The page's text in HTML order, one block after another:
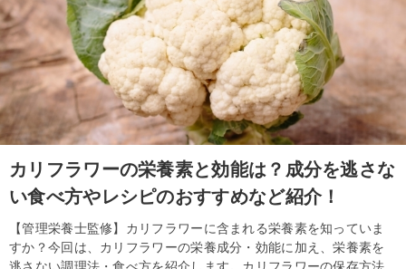
カリフラワーの栄養素と効能は？成分を逃さな
い食べ方やレシピのおすすめなど紹介！
【管理栄養士監修】カリフラワーに含まれる栄養素を知っていま
すか？今回は、カリフラワーの栄養成分・効能に加え、栄養素を
逃さない調理法・食べ方を紹介します。カリフラワーの保存方法